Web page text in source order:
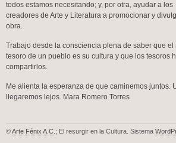
todos estamos necesitando; y, por otra, ayudar a los
creadores de Arte y Literatura a promocionar y
obra.
Trabajo desde la consciencia plena de saber que el
tesoro de un pueblo es su cultura y que los tesoros
compartirlos.
Me alienta la esperanza de que caminemos juntos.
llegaremos lejos. Mara Romero Torres
©Arte Fénix A.C. ; El resurgir en la Cultura. Sistema